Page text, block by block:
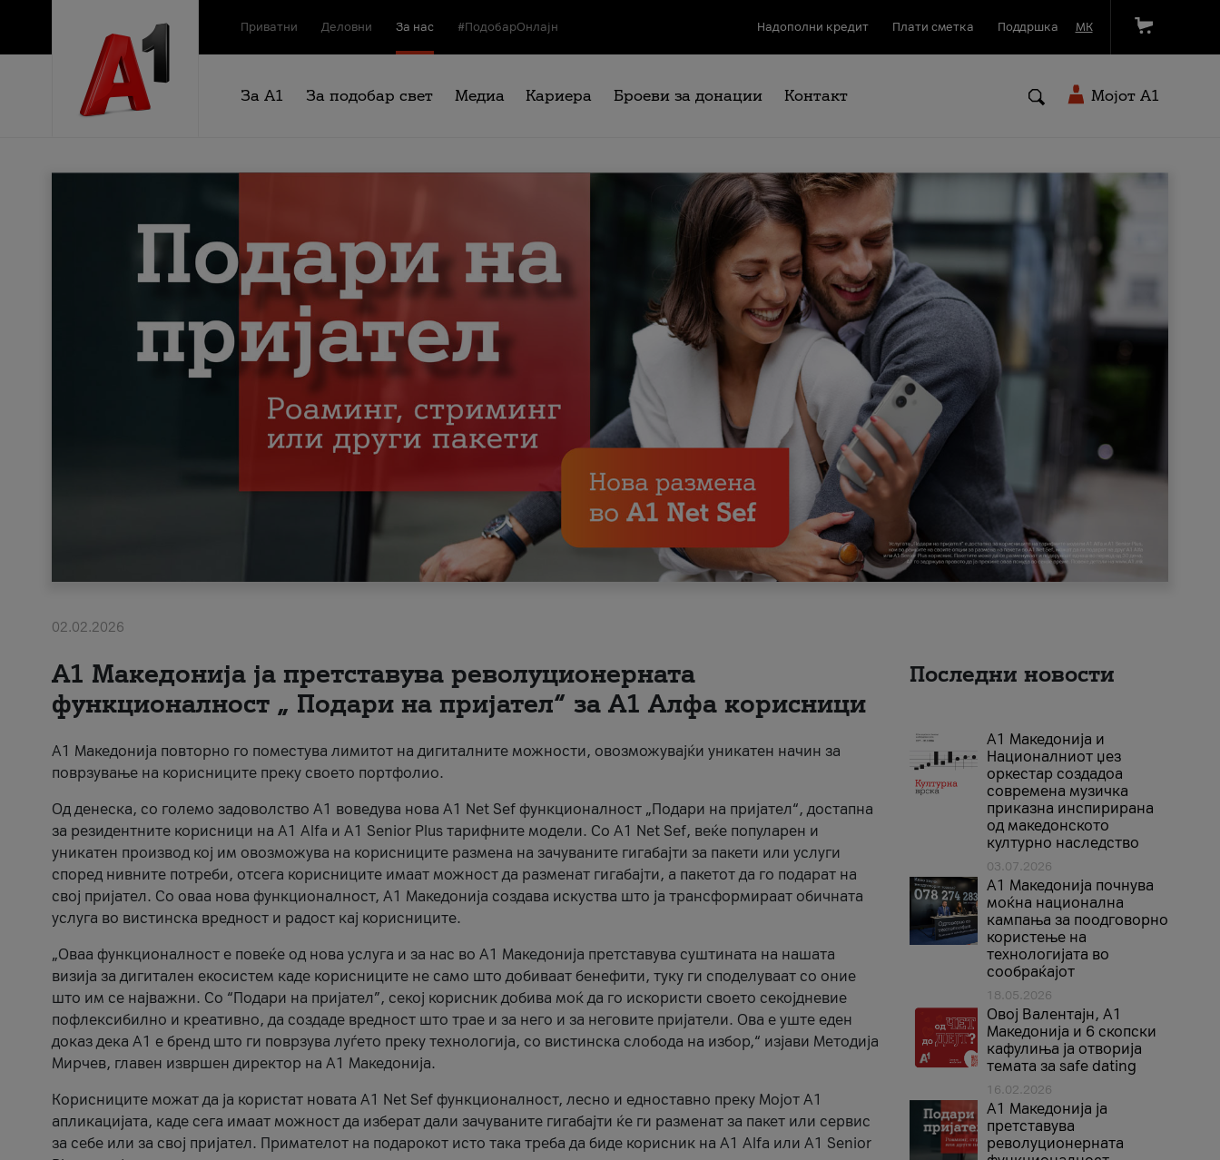
Приватни Деловни За нас #ПодобарОнлајн Надополни кредит Плати сметка Поддршка МК
За А1 За подобар свет Медиа Кариера Броеви за донации Контакт Мојот A1
02.02.2026
А1 Македонија ја претставува револуционерната
функционалност „ Подари на пријател“ за А1 Алфа корисници
А1 Македонија повторно го поместува лимитот на дигиталните можности, овозможувајќи уникатен начин за
поврзување на корисниците преку своето портфолио.
Од денеска, со големо задоволство А1 воведува нова A1 Net Sef функционалност „Подари на пријател“, достапна
за резидентните корисници на А1 Alfa и A1 Senior Plus тарифните модели. Со A1 Net Sef, веќе популарен и
уникатен производ кој им овозможува на корисниците размена на зачуваните гигабајти за пакети или услуги
според нивните потреби, отсега корисниците имаат можност да разменат гигабајти, а пакетот да го подарат на
свој пријател. Со оваа нова функционалност, А1 Македонија создава искуства што ја трансформираат обичната
услуга во вистинска вредност и радост кај корисниците.
„Оваа функционалност е повеќе од нова услуга и за нас во А1 Македонија претставува суштината на нашата
визија за дигитален екосистем каде корисниците не само што добиваат бенефити, туку ги споделуваат со оние
што им се најважни. Со “Подари на пријател”, секој корисник добива моќ да го искористи своето секојдневие
пофлексибилно и креативно, да создаде вредност што трае и за него и за неговите пријатели. Ова е уште еден
доказ дека А1 е бренд што ги поврзува луѓето преку технологија, со вистинска слобода на избор,“ изјави Методија
Мирчев, главен извршен директор на А1 Македонија.
Корисниците можат да ја користат новата А1 Net Sef функционалност, лесно и едноставно преку Мојот А1
апликацијата, каде сега имаат можност да изберат дали зачуваните гигабајти ќе ги разменат за пакет или сервис
за себе или за свој пријател. Примателот на подарокот исто така треба да биде корисник на А1 Alfa или A1 Senior
Последни новости
А1 Македонија и
Националниот џез
оркестар создадоа
современа музичка
приказна инспирирана
од македонското
културно наследство
03.07.2026
A1 Македонија почнува
моќна национална
кампања за поодговорно
користење на
технологијата во
сообраќајот
18.05.2026
Овој Валентајн, A1
Македонија и 6 скопски
кафулиња ја отворија
темата за safe dating
16.02.2026
А1 Македонија ја
претставува
револуционерната